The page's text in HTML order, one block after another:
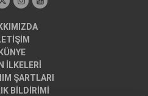
İLKELERİ
ŞARTLARI
BİLDİRİMİ